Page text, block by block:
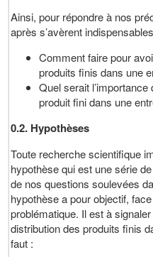
Ainsi, pour répondre à nos
après s’avèrent
Comment faire pour
produits finis dans une
Quel serait l’importance
produit fini dans une
0.2. Hypothèses
Toute recherche scientifique
hypothèse qui est une série
de nos questions soulevées
hypothèse a pour objectif,
problématique. Il est à
distribution des produits finis
faut :